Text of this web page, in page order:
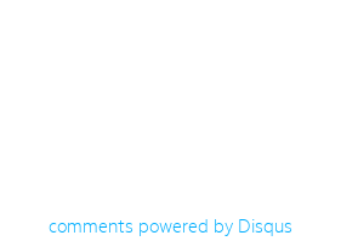
comments powered by Disqus